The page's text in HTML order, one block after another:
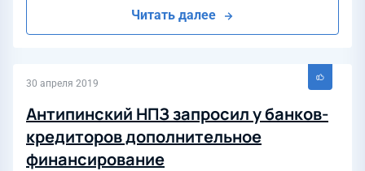
Читать далее
30 апреля 2019
Антипинский НПЗ запросил у банков-
кредиторов дополнительное
финансирование